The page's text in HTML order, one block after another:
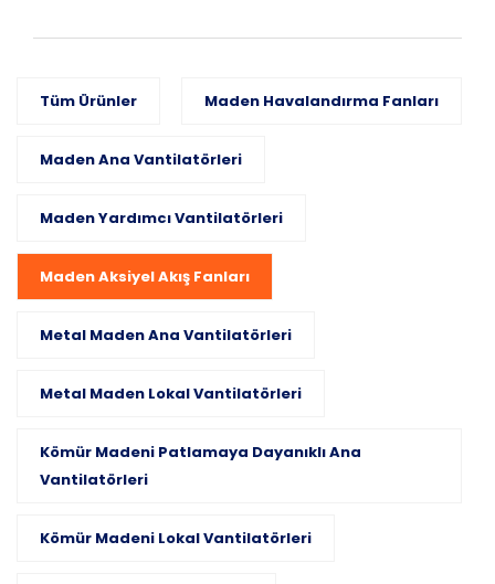
Tüm Ürünler Maden Havalandırma Fanları
Maden Ana Vantilatörleri
Maden Yardımcı Vantilatörleri
Maden Aksiyel Akış Fanları
Metal Maden Ana Vantilatörleri
Metal Maden Lokal Vantilatörleri
Kömür Madeni Patlamaya Dayanıklı Ana
Vantilatörleri
Kömür Madeni Lokal Vantilatörleri